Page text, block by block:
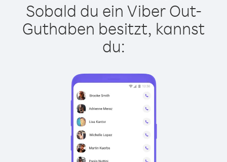
Sobald du ein Viber Out-
Guthaben besitzt, kannst
du: